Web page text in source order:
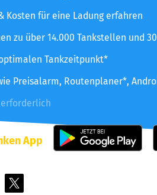
Kosten für eine Ladung erfahren
zu über 14.000 Tankstellen und
Tankzeitpunkt*
Preisalarm, Routenplaner*,
App